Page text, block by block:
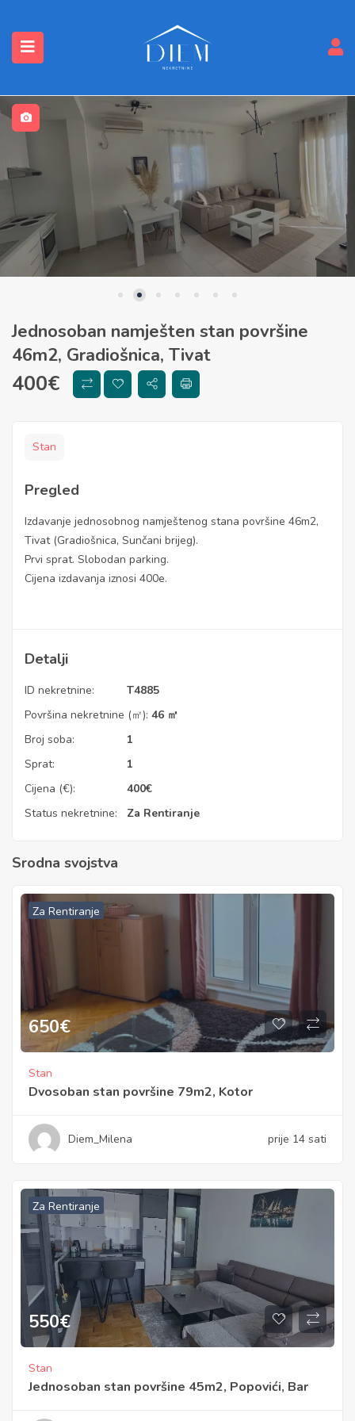
(Nekretnine)
Jednosoban namješten stan površine
46m2, Gradiošnica, Tivat
400€
Stan
Pregled
Izdavanje jednosobnog namještenog stana površine 46m2,
Tivat (Gradiošnica, Sunčani brijeg).
Prvi sprat. Slobodan parking.
Cijena izdavanja iznosi 400e.
Detalji
ID nekretnine:
T4885
Površina nekretnine (㎡): 46 ㎡
Broj soba:
1
Sprat:
1
Cijena (€):
400€
Status nekretnine:
Za Rentiranje
Srodna svojstva
Za Rentiranje
650€
Stan
Dvosoban stan površine 79m2, Kotor
Diem_Milena prije 14 sati
Za Rentiranje
550€
Stan
Jednosoban stan površine 45m2, Popovići, Bar